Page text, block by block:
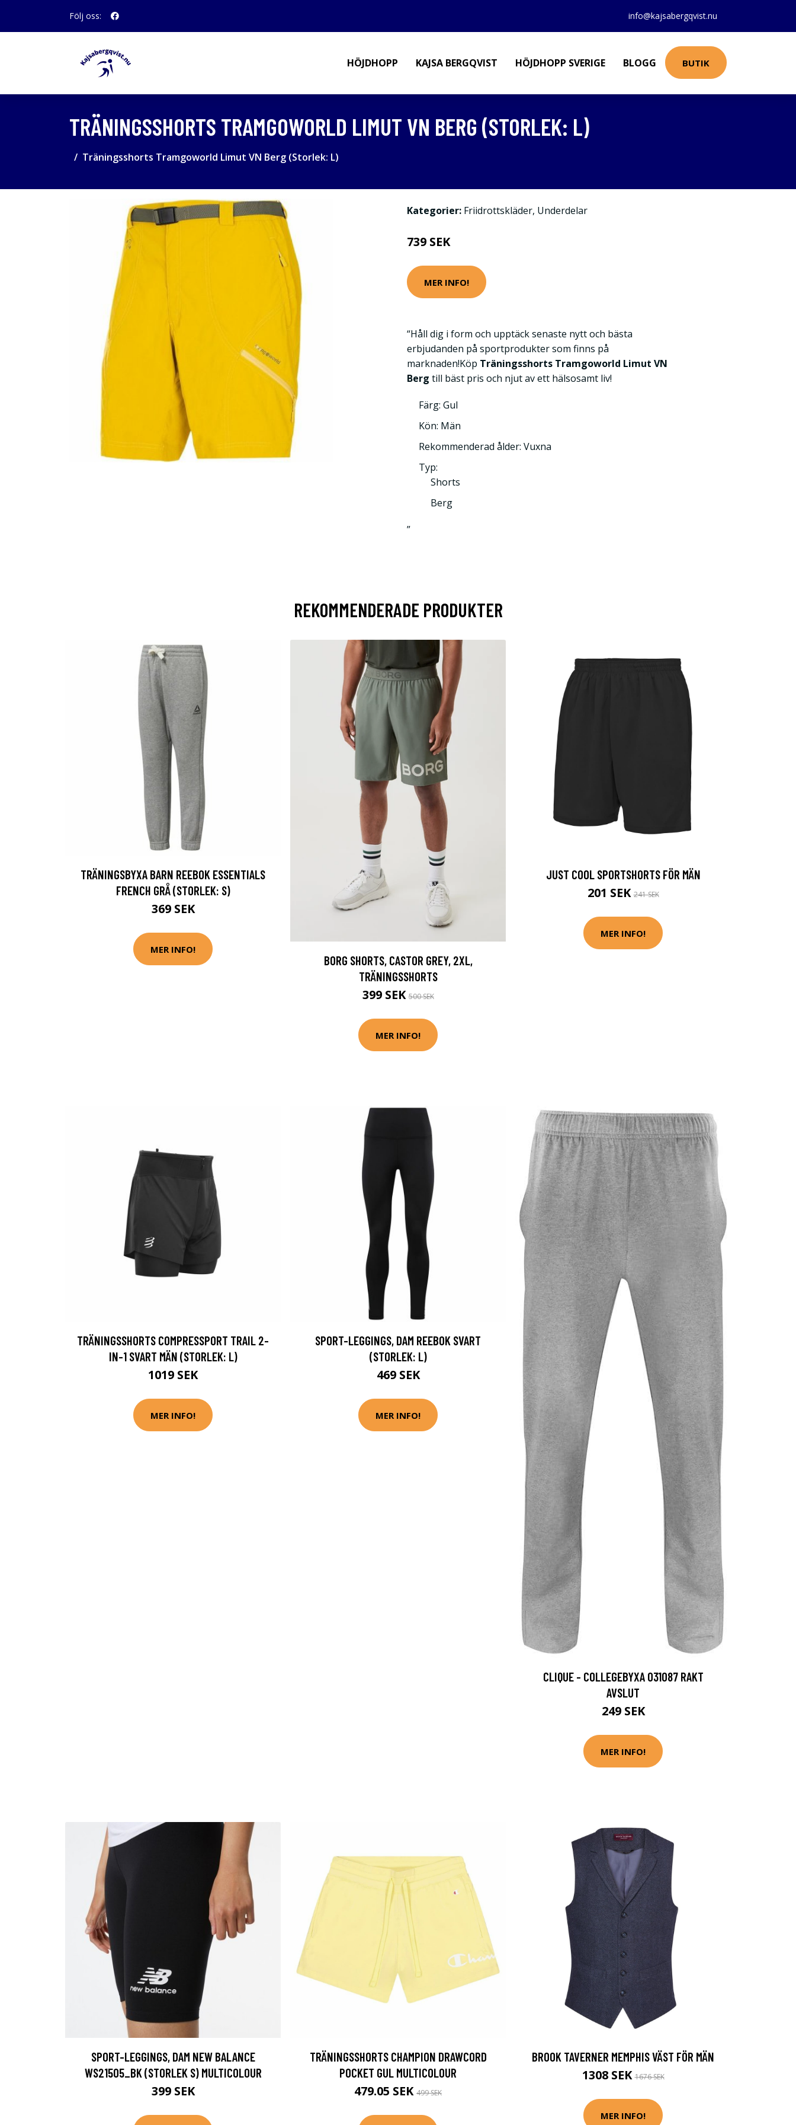
Följ oss: info@kajsabergqvist.nu
HÖJDHOPP KAJSA BERGQVIST HÖJDHOPP SVERIGE BLOGG BUTIK
TRÄNINGSSHORTS TRAMGOWORLD LIMUT VN BERG (STORLEK: L)
Träningsshorts Tramgoworld Limut VN Berg (Storlek: L)
Kategorier: Friidrottskläder, Underdelar
739 SEK
MER INFO!
“Håll dig i form och upptäck senaste nytt och bästa
erbjudanden på sportprodukter som finns på
marknaden!Köp Träningsshorts Tramgoworld Limut VN
Berg till bäst pris och njut av ett hälsosamt liv!
Färg: Gul
Kön: Män
Rekommenderad ålder: Vuxna
Typ:
Shorts
Berg
”
REKOMMENDERADE PRODUKTER
TRÄNINGSBYXA BARN REEBOK ESSENTIALS
FRENCH GRÅ (STORLEK: S)
369 SEK
MER INFO!
BORG SHORTS, CASTOR GREY, 2XL,
TRÄNINGSSHORTS
399 SEK500 SEK
MER INFO!
JUST COOL SPORTSHORTS FÖR MÄN
201 SEK241 SEK
MER INFO!
TRÄNINGSSHORTS COMPRESSPORT TRAIL 2-
IN-1 SVART MÄN (STORLEK: L)
1019 SEK
MER INFO!
SPORT-LEGGINGS, DAM REEBOK SVART
(STORLEK: L)
469 SEK
MER INFO!
CLIQUE - COLLEGEBYXA 031087 RAKT
AVSLUT
249 SEK
MER INFO!
SPORT-LEGGINGS, DAM NEW BALANCE
WS21505_BK (STORLEK S) MULTICOLOUR
399 SEK
TRÄNINGSSHORTS CHAMPION DRAWCORD
POCKET GUL MULTICOLOUR
479.05 SEK 499 SEK
BROOK TAVERNER MEMPHIS VÄST FÖR MÄN
1308 SEK1676 SEK
MER INFO!